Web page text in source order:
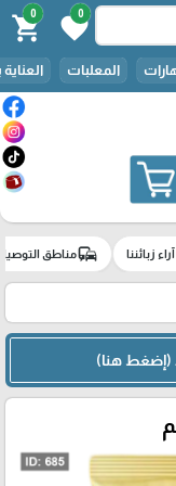
0
favorite
0
shopping_cart
المعلبات
آراء زبائننا commuteمناطق
(إضغط هنا)